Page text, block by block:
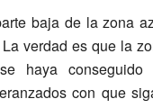
baja de la zona
verdad es que la
haya
con que